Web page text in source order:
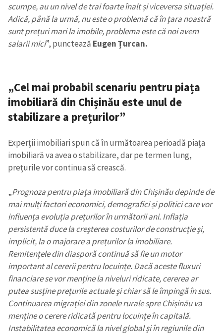
scumpe, au un nivel de trai foarte înalt și viceversa situației.
Adică, până la urmă, nu este o problemă că în țara noastră
sunt prețuri mari la imobile, problema este că noi avem
salarii mici”, punctează Eugen Țurcan.
„Cel mai probabil scenariu pentru piața
imobiliară din Chișinău este unul de
stabilizare a prețurilor”
Experții imobiliari spun că în următoarea perioadă piața
imobiliară va avea o stabilizare, dar pe termen lung,
prețurile vor continua să crească.
„Prognoza pentru piața imobiliară din Chișinău depinde de
mai mulți factori economici, demografici și politici care vor
influența evoluția prețurilor în următorii ani. Inflația
persistentă duce la creșterea costurilor de construcție și,
implicit, la o majorare a prețurilor la imobiliare.
Remitențele din diasporă continuă să fie un motor
important al cererii pentru locuințe. Dacă aceste fluxuri
financiare se vor menține la niveluri ridicate, cererea ar
putea susține prețurile actuale și chiar să le împingă în sus.
Continuarea migrației din zonele rurale spre Chișinău va
menține o cerere ridicată pentru locuințe în capitală.
Instabilitatea economică la nivel global și în regiunile din